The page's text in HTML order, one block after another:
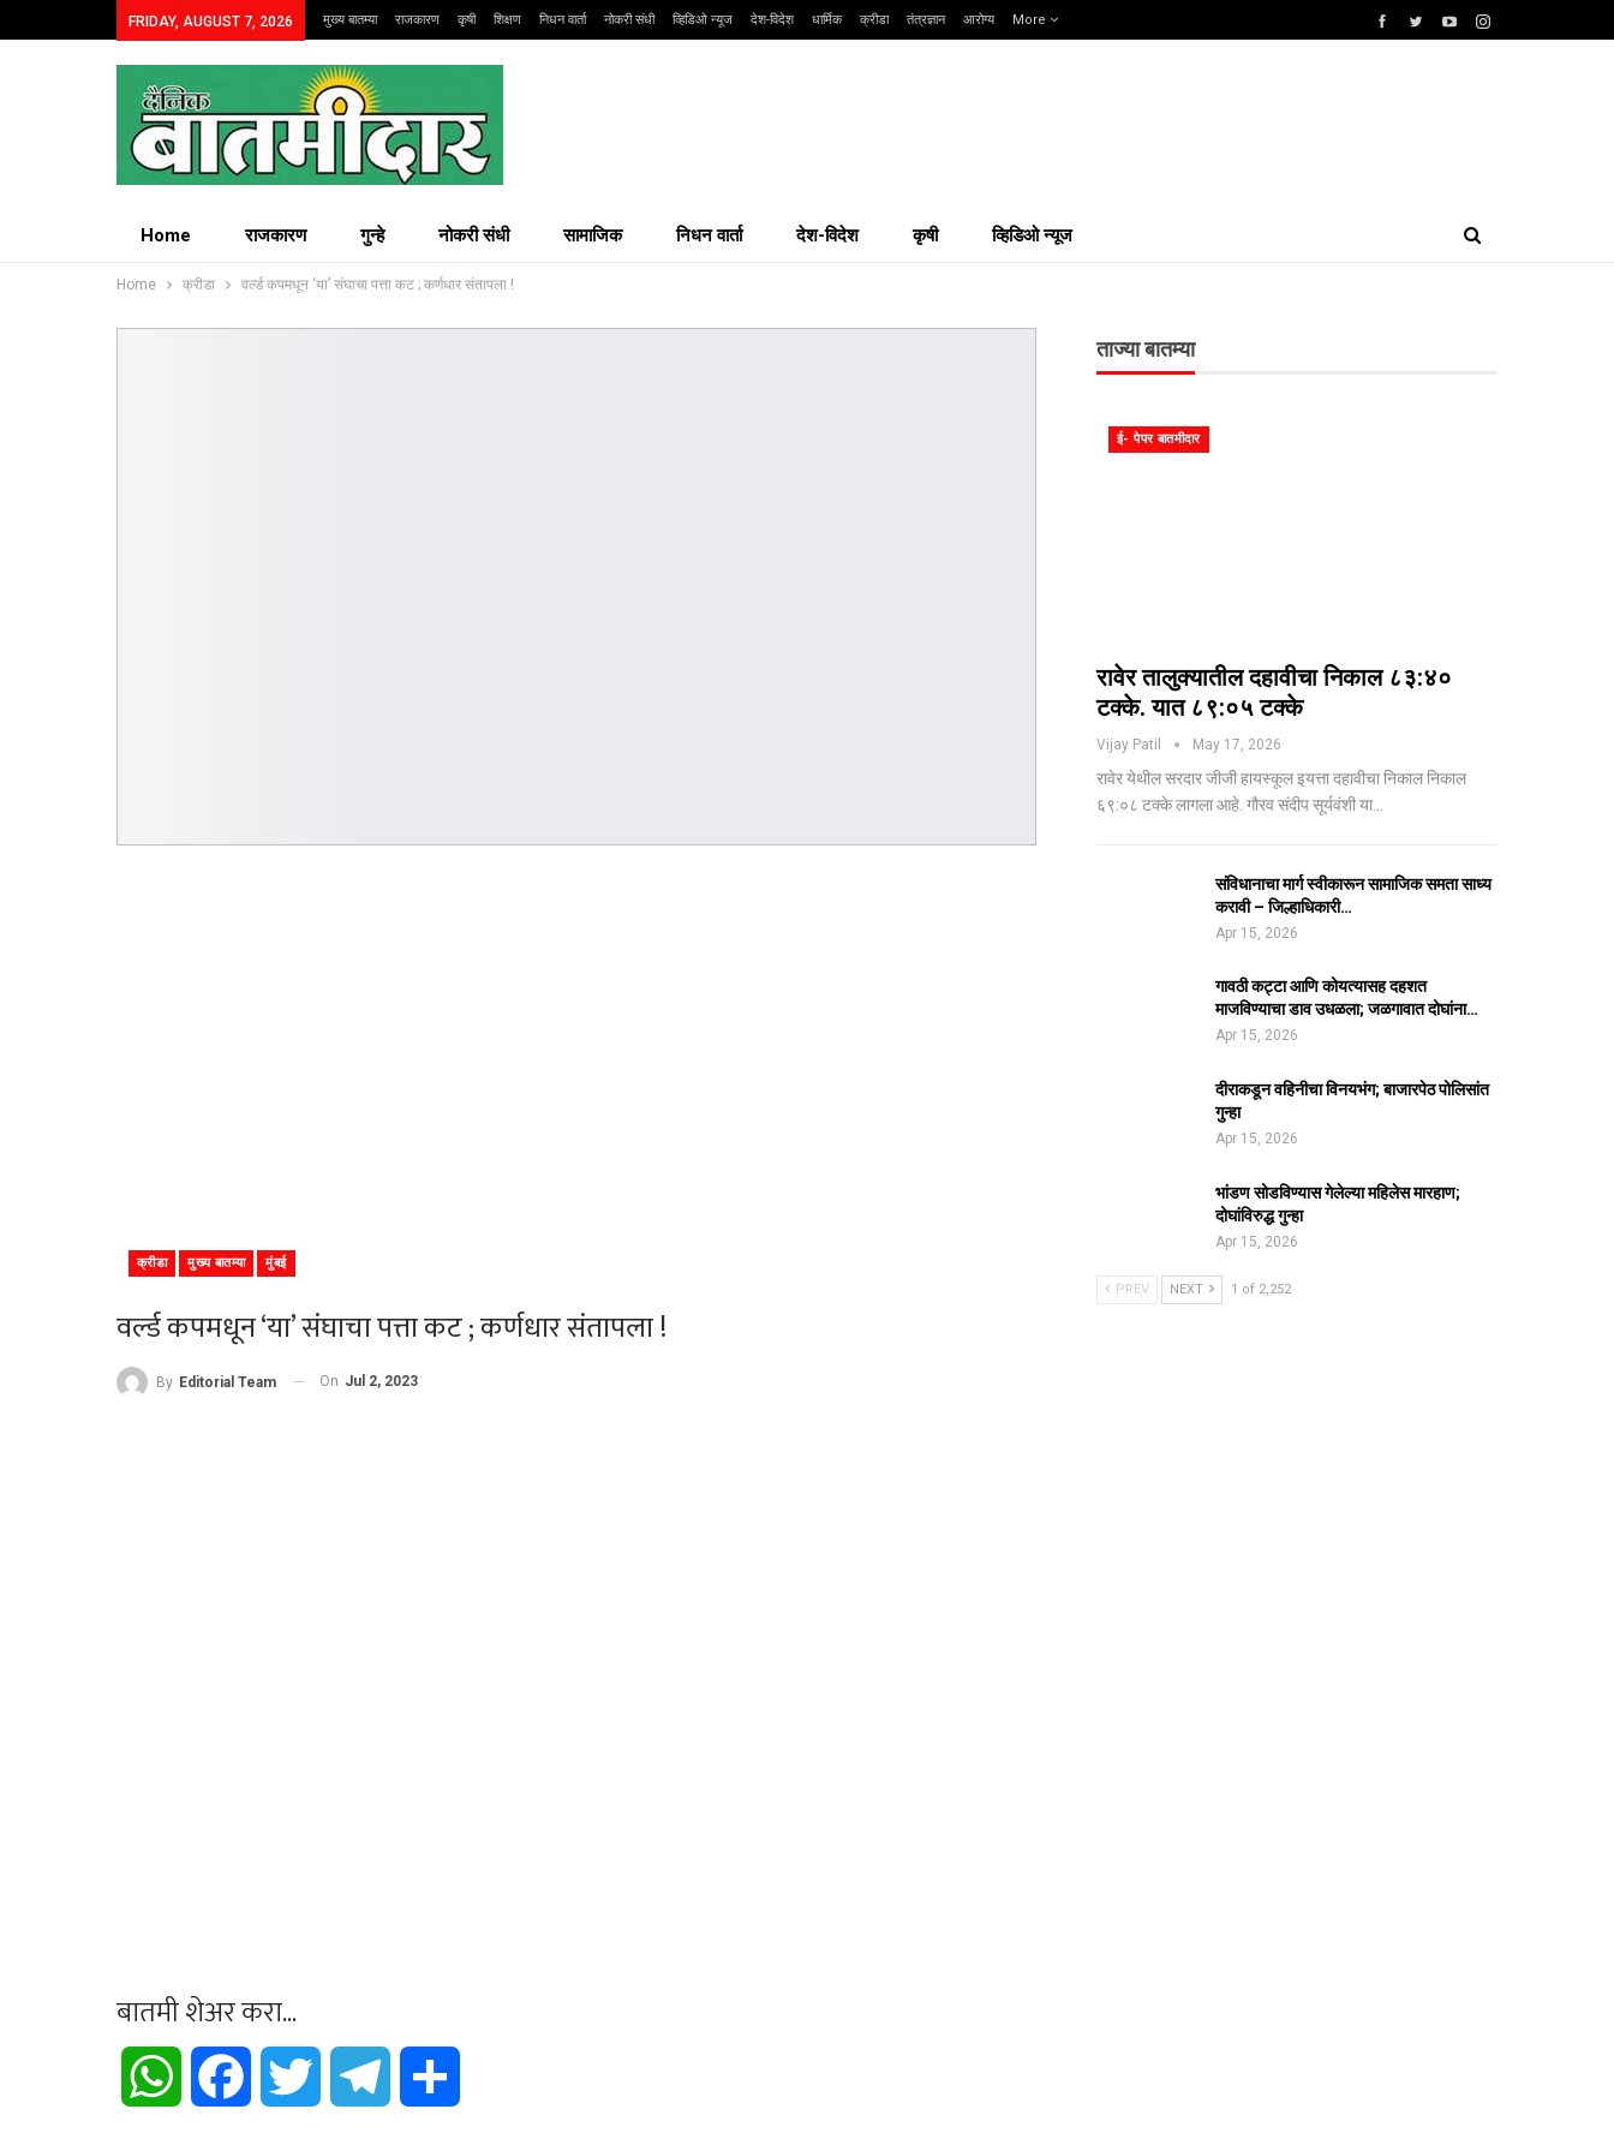
FRIDAY, AUGUST 7, 2026 मुख्य बातम्या राजकारण कृषी शिक्षण निधन वार्ता नोकरी संधी व्हिडिओ न्यूज देश-विदेश धार्मिक क्रीडा तंत्रज्ञान आरोग्य More
Home राजकारण गुन्हे नोकरी संधी सामाजिक निधन वार्ता देश-विदेश कृषी व्हिडिओ न्यूज
Home क्रीडा वर्ल्ड कपमधून ‘या’ संघाचा पत्ता कट ; कर्णधार संतापला !
क्रीडा मुख्य बातम्या मुंबई
वर्ल्ड कपमधून ‘या’ संघाचा पत्ता कट ; कर्णधार संतापला !
By Editorial Team On Jul 2, 2023
बातमी शेअर करा...
WhatsApp Facebook Twitter Telegram
ताज्या बातम्या
ई- पेपर बातमीदार
रावेर तालुक्यातील दहावीचा निकाल ८३:४०
टक्के. यात ८९:०५ टक्के
Vijay Patil May 17, 2026
रावेर येथील सरदार जीजी हायस्कूल इयत्ता दहावीचा निकाल निकाल
६९:०८ टक्के लागला आहे. गौरव संदीप सूर्यवंशी या…
संविधानाचा मार्ग स्वीकारून सामाजिक समता साध्य
करावी – जिल्हाधिकारी…
Apr 15, 2026
गावठी कट्टा आणि कोयत्यासह दहशत
माजविण्याचा डाव उधळला; जळगावात दोघांना…
Apr 15, 2026
दीराकडून वहिनीचा विनयभंग; बाजारपेठ पोलिसांत
गुन्हा
Apr 15, 2026
भांडण सोडविण्यास गेलेल्या महिलेस मारहाण;
दोघांविरुद्ध गुन्हा
Apr 15, 2026
PREV NEXT 1 of 2,252